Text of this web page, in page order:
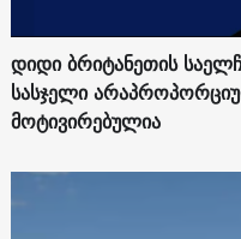
დიდი ბრიტანეთის
სასჯელი
მოტივირებულია